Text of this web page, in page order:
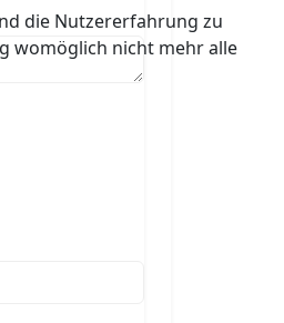
die Nutzererfahrung zu
womöglich nicht mehr alle